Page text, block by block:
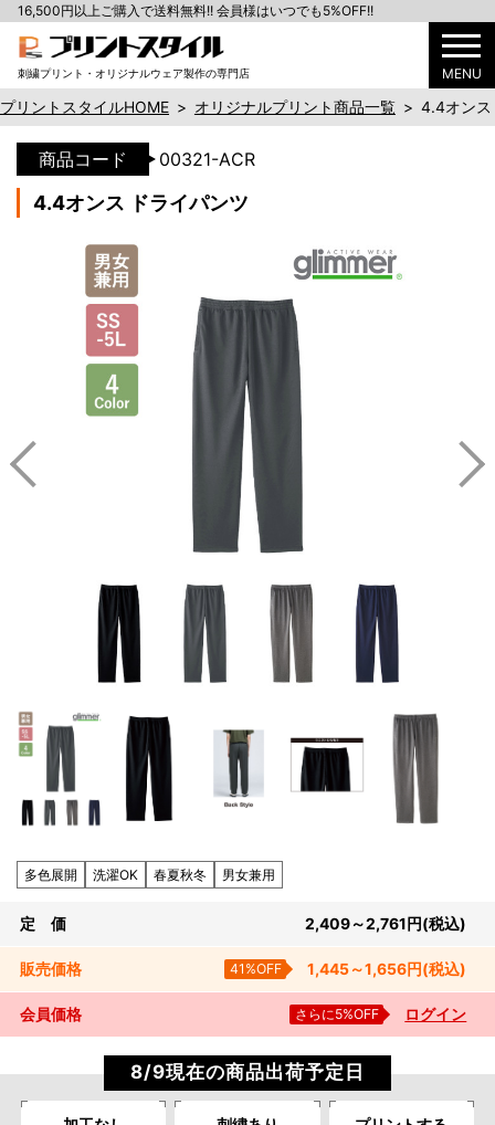
刺繍プリント・オリジナルウェア製作の専門店 MENU
16,500円以上ご購入で送料無料!! 会員様はいつでも5%OFF!!
プリントスタイルHOME > オリジナルプリント商品一覧 > 4.4オンス
商品コード 00321-ACR
4.4オンス ドライパンツ
多色展開 洗濯OK 春夏秋冬 男女兼用
定 価 2,409～2,761 円(税込)
販売価格 41%OFF 1,445～1,656円(税込)
会員価格 さらに5%OFF ログイン
8/9現在の商品出荷予定日